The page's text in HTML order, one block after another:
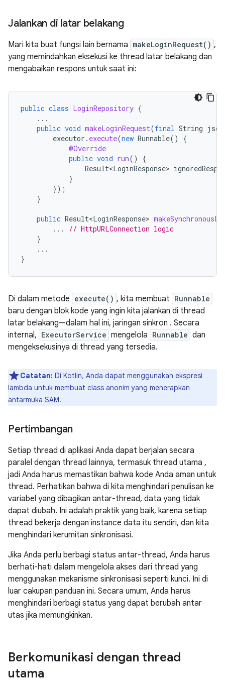
Jalankan di latar belakang
Mari kita buat fungsi lain bernama makeLoginRequest() ,
yang memindahkan eksekusi ke thread latar belakang dan
mengabaikan respons untuk saat ini:
public class LoginRepository {
...
public void makeLoginRequest(final String
executor . execute(new Runnable()
{
@Override
public void run()
{
Result<LoginResponse>
}
});
}
public Result<LoginResponse>
...
// HttpURLConnection logic
}
...
}
Di dalam metode execute() , kita membuat Runnable
baru dengan blok kode yang ingin kita jalankan di thread
latar belakang—dalam hal ini, jaringan sinkron . Secara
internal, ExecutorService mengelola Runnable dan
mengeksekusinya di thread yang tersedia.
Catatan: Di Kotlin, Anda dapat menggunakan ekspresi
lambda untuk membuat class anonim yang menerapkan
antarmuka SAM.
Pertimbangan
Setiap thread di aplikasi Anda dapat berjalan secara
paralel dengan thread lainnya, termasuk thread utama ,
jadi Anda harus memastikan bahwa kode Anda aman untuk
thread. Perhatikan bahwa di kita menghindari penulisan ke
variabel yang dibagikan antar-thread, data yang tidak
dapat diubah. Ini adalah praktik yang baik, karena setiap
thread bekerja dengan instance data itu sendiri, dan kita
menghindari kerumitan sinkronisasi.
Jika Anda perlu berbagi status antar-thread, Anda harus
berhati-hati dalam mengelola akses dari thread yang
menggunakan mekanisme sinkronisasi seperti kunci. Ini di
luar cakupan panduan ini. Secara umum, Anda harus
menghindari berbagi status yang dapat berubah antar
utas jika memungkinkan.
Berkomunikasi dengan thread
utama